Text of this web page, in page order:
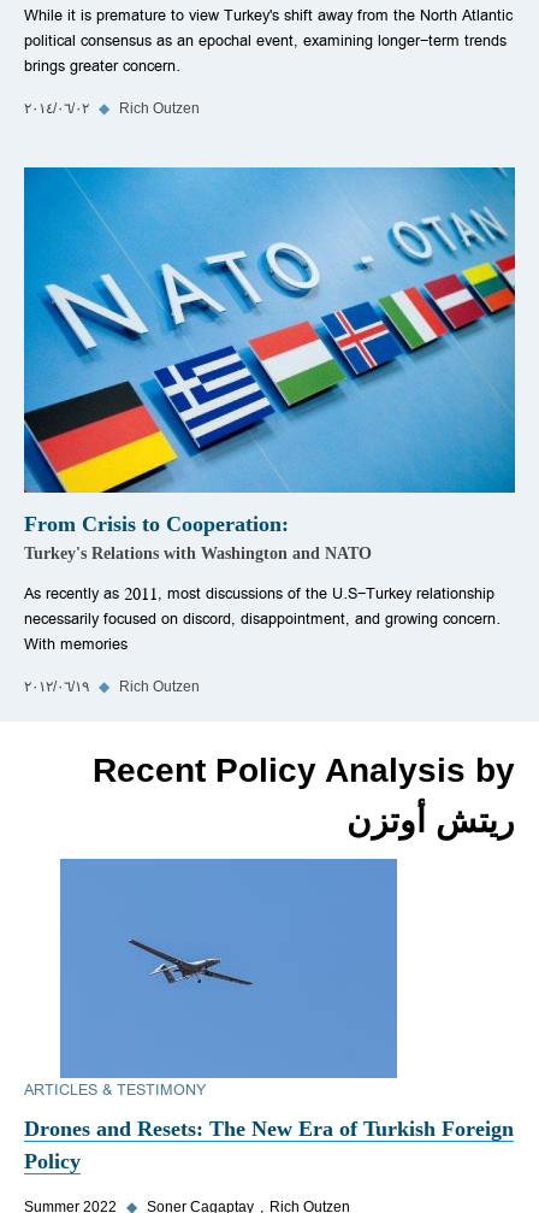
While it is premature to view Turkey's shift away from the North Atlantic
political consensus as an epochal event, examining longer-term trends
brings greater concern.
٠٢‏/٠٦‏/٢٠١٤ ◆ Rich Outzen
From Crisis to Cooperation:
Turkey's Relations with Washington and NATO
As recently as 2011, most discussions of the U.S-Turkey relationship
necessarily focused on discord, disappointment, and growing concern.
With memories
١٩‏/٠٦‏/٢٠١٢ ◆ Rich Outzen
Recent Policy Analysis by
ريتش أوتزن
ARTICLES & TESTIMONY
Drones and Resets: The New Era of Turkish Foreign
Policy
Summer 2022 ◆ Soner Cagaptay Rich Outzen